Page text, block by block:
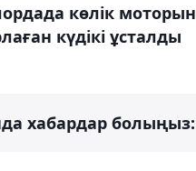
көлік моторын
күдікі ұсталды
хабардар болыңыз: